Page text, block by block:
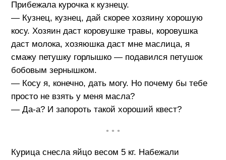
Прибежала курочка к кузнецу.
— Кузнец, кузнец, дай скорее хозяину хорошую
косу. Хозяин даст коровушке травы, коровушка
даст молока, хозяюшка даст мне маслица, я
смажу петушку горлышко — подавился петушок
бобовым зернышком.
— Косу я, конечно, дать могу. Но почему бы тебе
просто не взять у меня масла?
— Да-а? И запороть такой хороший квест?
• • •
Курица снесла яйцо весом 5 кг. Набежали